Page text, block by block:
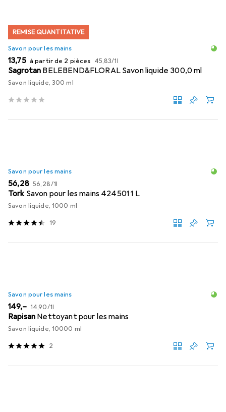
REMISE QUANTITATIVE
Savon pour les mains
EUR
13,75 à partir de 2 pièces EUR
45,83/1l
Sagrotan BELEBEND&FLORAL Savon liquide 300,0 ml
Savon liquide, 300 ml
Savon pour les mains
EUR
56,28 EUR
56,28/1l
Tork Savon pour les mains 424501 1 L
Savon liquide, 1000 ml
19
Savon pour les mains
EUR
149,– EUR
14,90/1l
Rapisan Nettoyant pour les mains
Savon liquide, 10000 ml
2